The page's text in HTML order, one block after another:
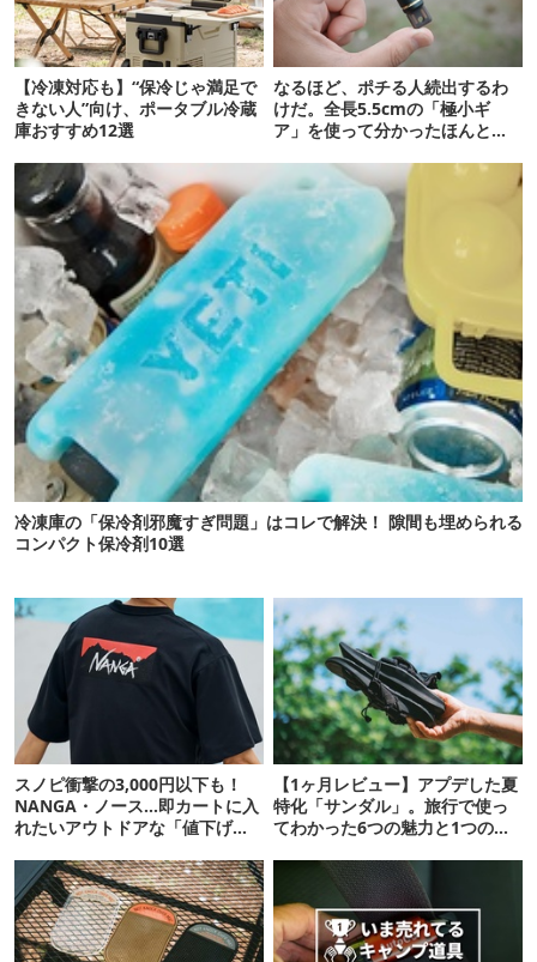
【冷凍対応も】“保冷じゃ満足で
きない人”向け、ポータブル冷蔵
庫おすすめ12選
なるほど、ポチる人続出するわ
けだ。全長5.5cmの「極小ギ
ア」を使って分かったほんとの
冷凍庫の「保冷剤邪魔すぎ問題」はコレで解決！ 隙間も埋められる
コンパクト保冷剤10選
スノピ衝撃の3,000円以下も！
NANGA・ノース…即カートに入
れたいアウトドアな「値下げ夏
【1ヶ月レビュー】アプデした夏
特化「サンダル」。旅行で使っ
てわかった6つの魅力と1つの注